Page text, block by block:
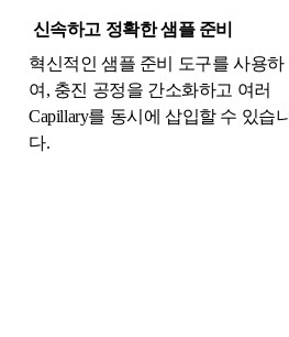
신속하고 정확한 샘플 준비
혁신적인 샘플 준비 도구를 사용하
여, 충진 공정을 간소화하고 여러
Capillary를 동시에 삽입할 수 있습니
다.